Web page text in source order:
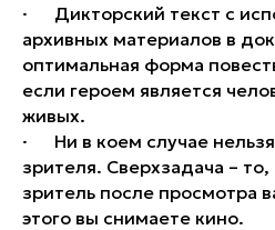
· Дикторский текст с
архивных материалов в
оптимальная форма
если героем является
живых.
· Ни в коем случае
зрителя. Сверхзадача –
зритель после просмотра
этого вы снимаете кино.